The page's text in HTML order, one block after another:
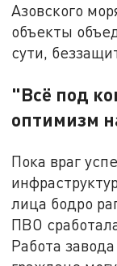
Азовского
объекты
сути,
"Всё под
оптимизм
Пока враг
лица бодро
ПВО
Работа